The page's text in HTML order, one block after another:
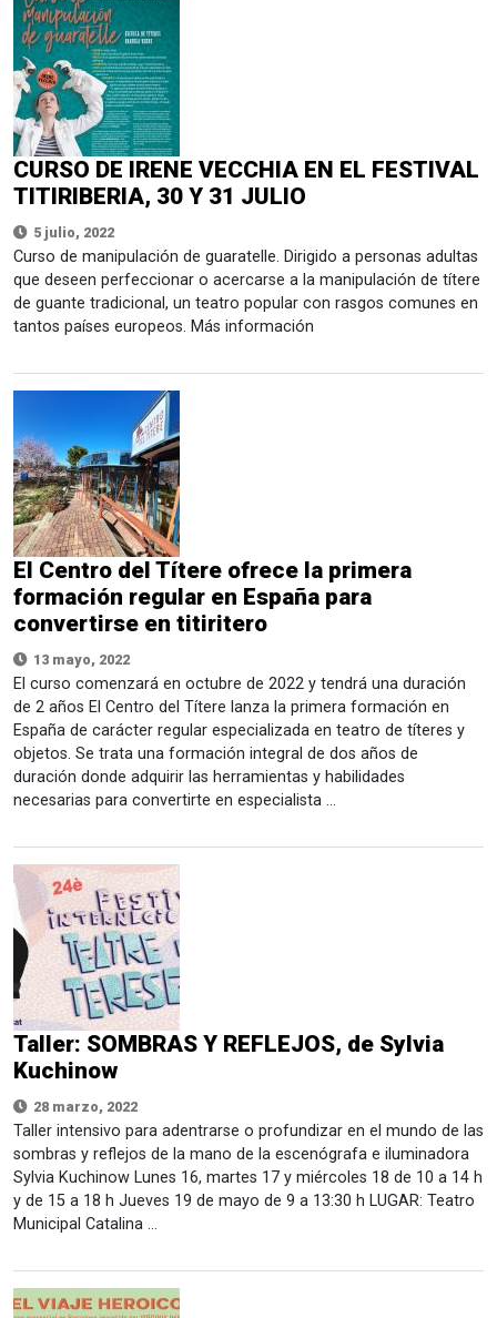
CURSO DE IRENE VECCHIA EN EL FESTIVAL
TITIRIBERIA, 30 Y 31 JULIO
5 julio, 2022
Curso de manipulación de guaratelle. Dirigido a personas adultas
que deseen perfeccionar o acercarse a la manipulación de títere
de guante tradicional, un teatro popular con rasgos comunes en
tantos países europeos. Más información
El Centro del Títere ofrece la primera
formación regular en España para
convertirse en titiritero
13 mayo, 2022
El curso comenzará en octubre de 2022 y tendrá una duración
de 2 años El Centro del Títere lanza la primera formación en
España de carácter regular especializada en teatro de títeres y
objetos. Se trata una formación integral de dos años de
duración donde adquirir las herramientas y habilidades
necesarias para convertirte en especialista …
Taller: SOMBRAS Y REFLEJOS, de Sylvia
Kuchinow
28 marzo, 2022
Taller intensivo para adentrarse o profundizar en el mundo de las
sombras y reflejos de la mano de la escenógrafa e iluminadora
Sylvia Kuchinow Lunes 16, martes 17 y miércoles 18 de 10 a 14 h
y de 15 a 18 h Jueves 19 de mayo de 9 a 13:30 h LUGAR: Teatro
Municipal Catalina …